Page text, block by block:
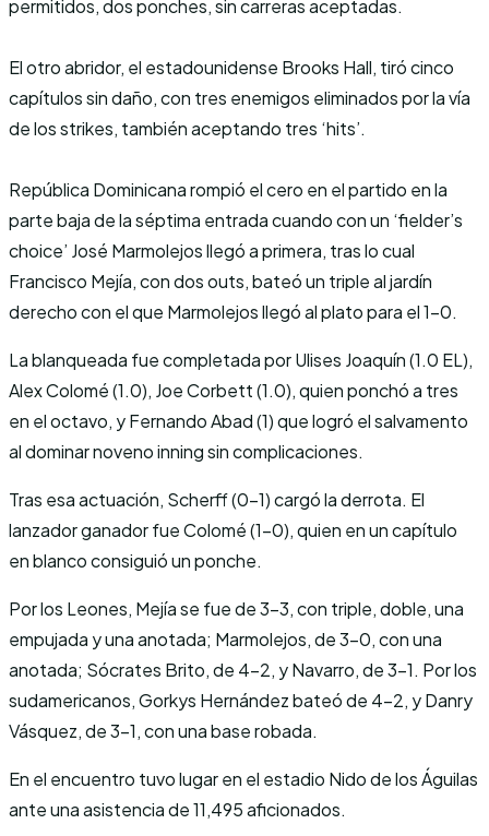
permitidos, dos ponches, sin carreras aceptadas.
El otro abridor, el estadounidense Brooks Hall, tiró cinco
capítulos sin daño, con tres enemigos eliminados por la vía
de los strikes, también aceptando tres ‘hits’.
República Dominicana rompió el cero en el partido en la
parte baja de la séptima entrada cuando con un ‘fielder’s
choice’ José Marmolejos llegó a primera, tras lo cual
Francisco Mejía, con dos outs, bateó un triple al jardín
derecho con el que Marmolejos llegó al plato para el 1-0.
La blanqueada fue completada por Ulises Joaquín (1.0 EL),
Alex Colomé (1.0), Joe Corbett (1.0), quien ponchó a tres
en el octavo, y Fernando Abad (1) que logró el salvamento
al dominar noveno inning sin complicaciones.
Tras esa actuación, Scherff (0-1) cargó la derrota. El
lanzador ganador fue Colomé (1-0), quien en un capítulo
en blanco consiguió un ponche.
Por los Leones, Mejía se fue de 3-3, con triple, doble, una
empujada y una anotada; Marmolejos, de 3-0, con una
anotada; Sócrates Brito, de 4-2, y Navarro, de 3-1. Por los
sudamericanos, Gorkys Hernández bateó de 4-2, y Danry
Vásquez, de 3-1, con una base robada.
En el encuentro tuvo lugar en el estadio Nido de los Águilas
ante una asistencia de 11,495 aficionados.